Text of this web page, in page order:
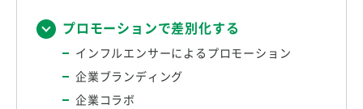
プロモーションで差別化する
インフルエンサーによるプロモーション
企業ブランディング
企業コラボ